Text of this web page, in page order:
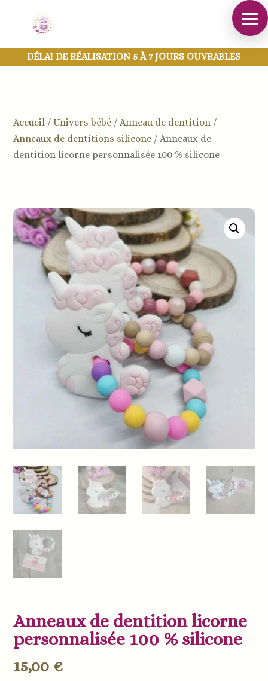
DÉLAI DE RÉALISATION 5 À 7 JOURS OUVRABLES
Accueil /Univers bébé /Anneau de dentition /
Anneaux de dentitions silicone /Anneaux de
dentition licorne personnalisée 100 % silicone
Anneaux de dentition licorne
personnalisée 100 % silicone
15,00 €